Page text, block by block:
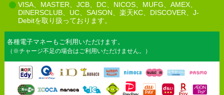
VISA、MASTER、JCB、DC、NICOS、MUFG、AMEX、
DINERSCLUB、UC、SAISON、楽天KC、DISCOVER、J-
Debitを取り扱っております。
各種電子マネーもご利用いただけます。
（※チャージ不足の場合はご利用いただけません。）